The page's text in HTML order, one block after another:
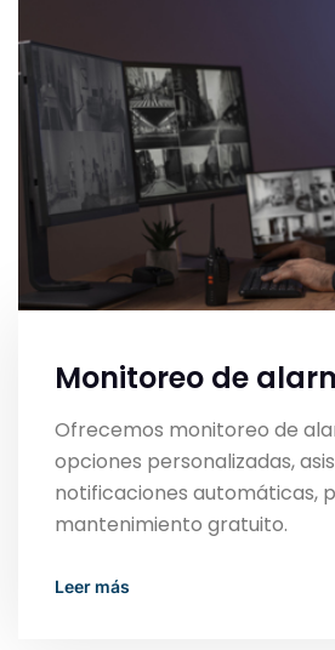
Monitoreo de
Ofrecemos monitoreo de
opciones personalizadas,
notificaciones automáticas,
mantenimiento gratuito.
Read More